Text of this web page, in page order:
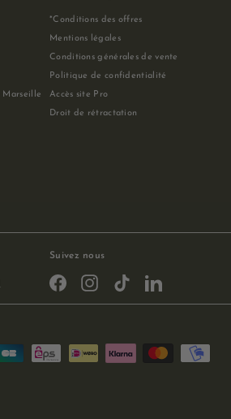
Marseille
*Conditions des offres
Mentions légales
Conditions générales de vente
Politique de confidentialité
Accès site Pro
Droit de rétractation
Suivez nous
FacebookInstagramTikTok LinkedIn